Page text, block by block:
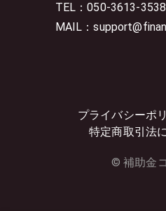
TEL：050-3613-3538
MAIL：
プライバシーポ
特定商取引法
© 補助金